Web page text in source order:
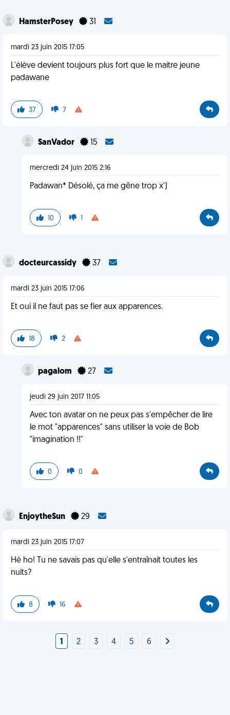
HamsterPosey 31
mardi 23 juin 2015 17:05
L'élève devient toujours plus fort que le maitre jeune
padawane
37 7
SanVador 15
mercredi 24 juin 2015 2:16
Padawan* Désolé, ça me gêne trop x')
10 1
docteurcassidy 37
mardi 23 juin 2015 17:06
Et oui il ne faut pas se fier aux apparences.
18 2
pagalom 27
jeudi 29 juin 2017 11:05
Avec ton avatar on ne peux pas s'empêcher de lire
le mot "apparences" sans utiliser la voie de Bob
"imagination !!"
0 0
EnjoytheSun 29
mardi 23 juin 2015 17:07
Hé ho! Tu ne savais pas qu'elle s'entraînait toutes les
nuits?
8 16
1 2 3 4 5 6